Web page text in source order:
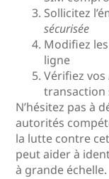
Sollicitez
sécurisée
Modifiez
ligne
Vérifiez vos
transaction
N’hésitez pas à
autorités
la lutte contre
peut aider à
à grande échelle.